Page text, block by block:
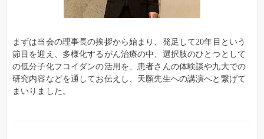
まずは当会の理事長の挨拶から始まり、発足して20年目という
節目を迎え、多様化するがん治療の中、選択肢のひとつとして
の低分子化フコイダンの活用を、患者さんの体験談や九大での
研究内容などを通してお伝えし、天願先生への講演へと繋げて
まいりました。